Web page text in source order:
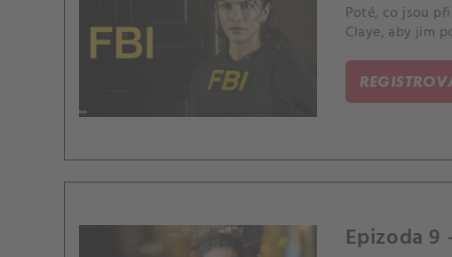
Poté, co jsou
Claye, aby jim
Epizoda 9